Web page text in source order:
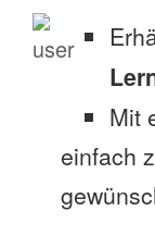
Mit
einfach